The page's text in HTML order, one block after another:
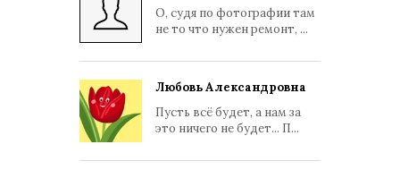
О, судя по фотографии там
не то что нужен ремонт, ...
Любовь Александровна
Пусть всё будет, а нам за
это ничего не будет... П...